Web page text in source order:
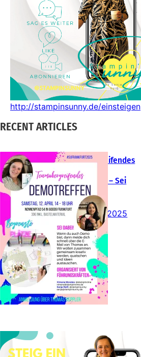
http://stampinsunny.de/einsteigen
RECENT ARTICLES
Teamübergreifendes
Stampin‘ Up!
Demotreffen – Sei
dabei!
26. Februar 2025
Einsteigen 2025 im
Team Stampin‘ Sunny